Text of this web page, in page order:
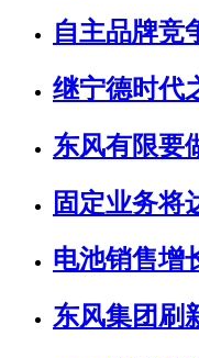
自主品牌竞
继宁德时代
东风有限要
固定业务将
电池销售增
东风集团刷